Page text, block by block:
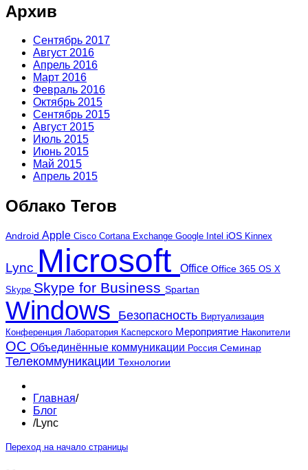
Архив
Сентябрь 2017
Август 2016
Апрель 2016
Март 2016
Февраль 2016
Октябрь 2015
Сентябрь 2015
Август 2015
Июль 2015
Июнь 2015
Май 2015
Апрель 2015
Облако Тегов
Android Apple Cisco Cortana Exchange Google Intel iOS Kinnex
Lync Microsoft Office Office 365 OS X
Skype Skype for Business Spartan
Windows Безопасность Виртуализация
Конференция Лаборатория Касперского Мероприятие Накопители
ОС Объединённые коммуникации Россия Семинар
Телекоммуникации Технологии
Главная/
Блог
/Lync
Переход на начало страницы